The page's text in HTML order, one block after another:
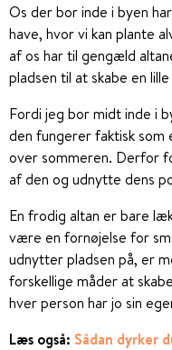
Os der bor inde i byen
have, hvor vi kan plante
af os har til gengæld
pladsen til at skabe en
Fordi jeg bor midt inde i
den fungerer faktisk som
over sommeren. Derfor
af den og udnytte dens
En frodig altan er bare
være en fornøjelse for
udnytter pladsen på, er
forskellige måder at
hver person har jo sin
Læs også: Sådan dyrker